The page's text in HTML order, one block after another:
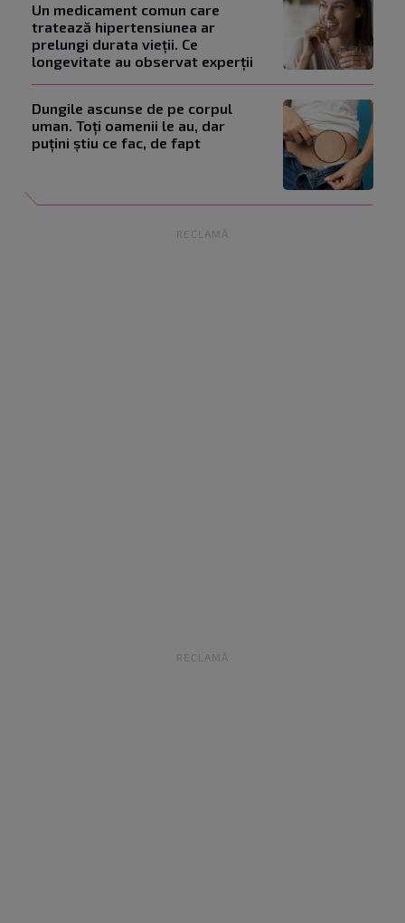
Un medicament comun care
tratează hipertensiunea ar
prelungi durata vieții. Ce
longevitate au observat experții
Dungile ascunse de pe corpul
uman. Toți oamenii le au, dar
puțini știu ce fac, de fapt
RECLAMĂ
RECLAMĂ